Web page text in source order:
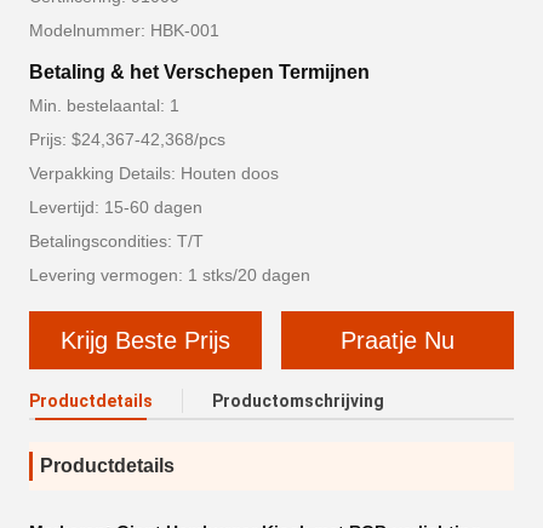
Modelnummer: HBK-001
Betaling & het Verschepen Termijnen
Min. bestelaantal: 1
Prijs: $24,367-42,368/pcs
Verpakking Details: Houten doos
Levertijd: 15-60 dagen
Betalingscondities: T/T
Levering vermogen: 1 stks/20 dagen
Krijg Beste Prijs Praatje Nu
Productdetails Productomschrijving
Productdetails